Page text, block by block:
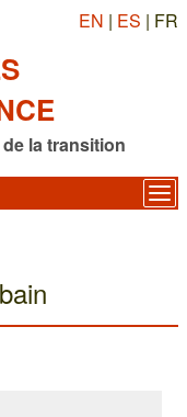
la transition
EN | ES | FR